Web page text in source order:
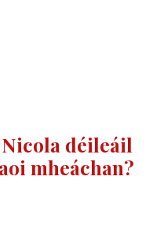
déileáil
mheáchan?